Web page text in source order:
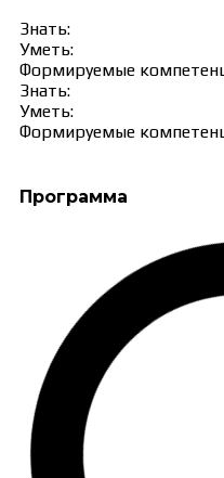
Знать:
Уметь:
Формируемые
Знать:
Уметь:
Формируемые
Программа